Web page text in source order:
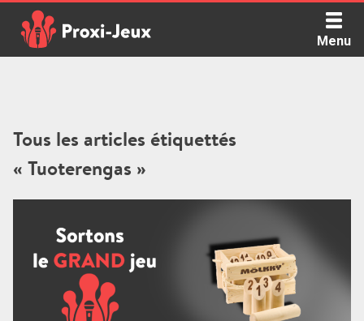
content
Menu
Tous les articles étiquettés
« Tuoterengas »